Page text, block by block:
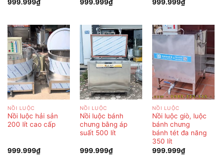
999.999₫ 999.999₫ 999.999₫
NỒI LUỘC
Nồi luộc hải sản
200 lít cao cấp
999.999₫
NỒI LUỘC
Nồi luộc bánh
chưng bằng áp
suất 500 lít
999.999₫
NỒI LUỘC
Nồi luộc giò, luộc
bánh chưng
bánh tét đa năng
350 lít
999.999₫